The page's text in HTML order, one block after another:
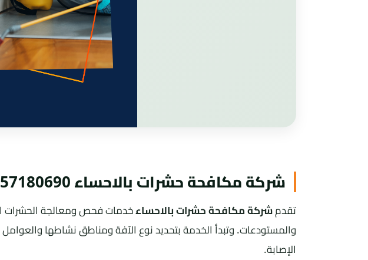
شركة مكافحة حشرات بالاحساء 0557180690 | الرحمة كلين
تقدمشركة مكافحة حشرات بالاحساءخدمات فحص ومعالجة الحشرات
والمستودعات. وتبدأ الخدمة بتحديد نوع الآفة ومناطق نشاطها
الإصابة.